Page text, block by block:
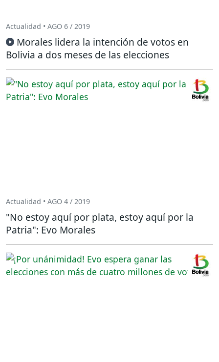
Actualidad • AGO 6 / 2019
Morales lidera la intención de votos en
Bolivia a dos meses de las elecciones
Actualidad • AGO 4 / 2019
"No estoy aquí por plata, estoy aquí por la
Patria": Evo Morales